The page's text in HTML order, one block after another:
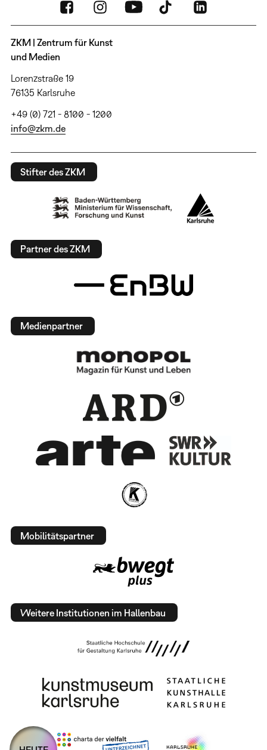
ZKM | Zentrum für Kunst
und Medien
Lorenzstraße 19
76135 Karlsruhe
+49 (0) 721 - 8100 - 1200
info@zkm.de
Stifter des ZKM
Partner des ZKM
Medienpartner
Mobilitätspartner
Weitere Institutionen im Hallenbau